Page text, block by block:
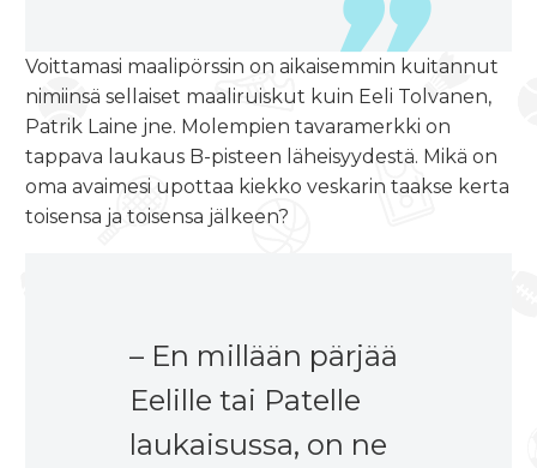
Voittamasi maalipörssin on aikaisemmin kuitannut
nimiinsä sellaiset maaliruiskut kuin Eeli Tolvanen,
Patrik Laine jne. Molempien tavaramerkki on
tappava laukaus B-pisteen läheisyydestä. Mikä on
oma avaimesi upottaa kiekko veskarin taakse kerta
toisensa ja toisensa jälkeen?
– En millään pärjää
Eelille tai Patelle
laukaisussa, on ne